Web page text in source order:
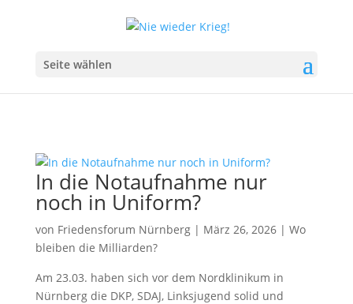
Seite wählen
In die Notaufnahme nur
noch in Uniform?
von Friedensforum Nürnberg| März 26, 2026| Wo
bleiben die Milliarden?
Am 23.03. haben sich vor dem Nordklinikum in
Nürnberg die DKP, SDAJ, Linksjugend solid und